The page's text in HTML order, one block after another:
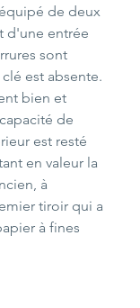
de deux
d'une entrée
sont
est absente.
bien et
de
est resté
en valeur la
à
tiroir qui a
à fines